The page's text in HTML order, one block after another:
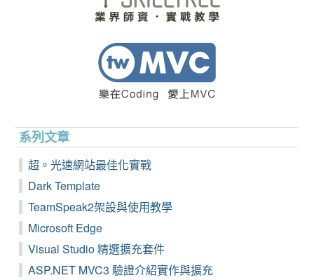
系列文章
超。光速網站最佳化實戰
Dark Template
TeamSpeak2架設與使用教學
Microsoft Edge
Visual Studio 精選擴充套件
ASP.NET MVC3 驗證介紹實作與擴充